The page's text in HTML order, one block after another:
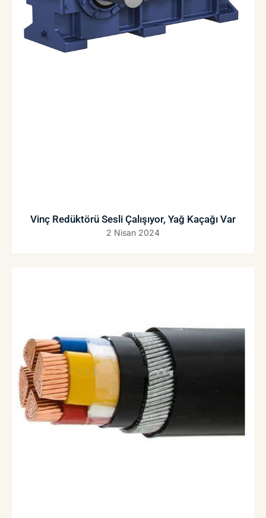
Vinç Redüktörü Sesli Çalışıyor, Yağ Kaçağı Var
2 Nisan 2024